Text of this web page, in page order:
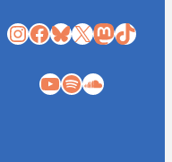
InstagramFacebook Bluesky X Mastodon TikTok
YouTube Spotify SoundCloud